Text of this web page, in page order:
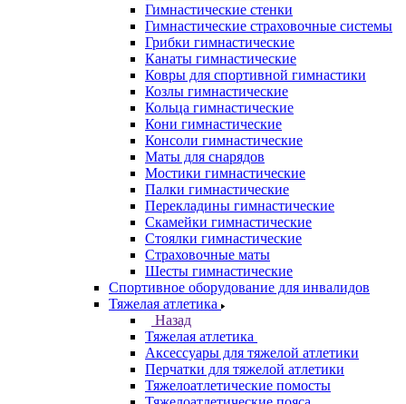
Гимнастические стенки
Гимнастические страховочные системы
Грибки гимнастические
Канаты гимнастические
Ковры для спортивной гимнастики
Козлы гимнастические
Кольца гимнастические
Кони гимнастические
Консоли гимнастические
Маты для снарядов
Мостики гимнастические
Палки гимнастические
Перекладины гимнастические
Скамейки гимнастические
Стоялки гимнастические
Страховочные маты
Шесты гимнастические
Спортивное оборудование для инвалидов
Тяжелая атлетика
Назад
Тяжелая атлетика
Аксессуары для тяжелой атлетики
Перчатки для тяжелой атлетики
Тяжелоатлетические помосты